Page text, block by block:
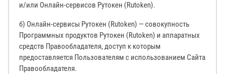
и/или Онлайн-сервисов Рутокен (Rutoken).
б) Онлайн-сервисы Рутокен (Rutoken) — совокупность
Программных продуктов Рутокен (Rutoken) и аппаратных
средств Правообладателя, доступ к которым
предоставляется Пользователям с использованием Сайта
Правообладателя.